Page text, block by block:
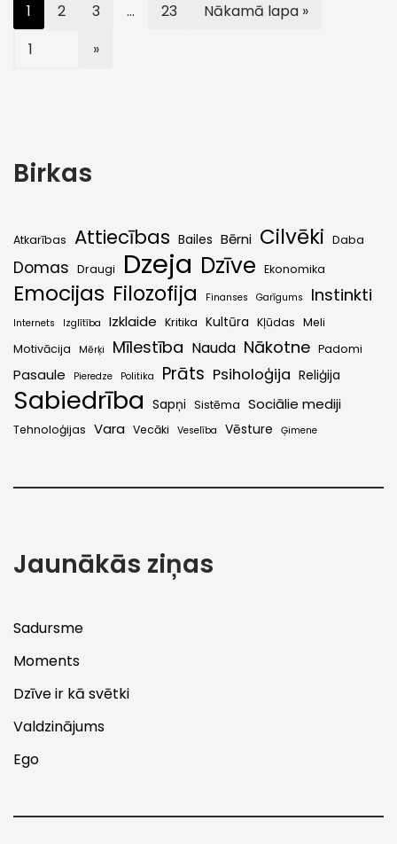
1 2 3 … 23 Nākamā lapa »
Birkas
Atkarības Attiecības Bailes Bērni Cilvēki Daba
Domas Draugi Dzeja Dzīve Ekonomika
Emocijas Filozofija Finanses Garīgums Instinkti
Internets Izglītība Izklaide Kritika Kultūra Kļūdas Meli
Motivācija
Mērķi Mīlestība Nauda Nākotne Padomi
Pasaule Pieredze Politika Prāts Psiholoģija Reliģija
Sabiedrība Sapņi Sistēma Sociālie mediji
Tehnoloģijas Vara Vecāki Veselība Vēsture Ģimene
Jaunākās ziņas
Sadursme
Moments
Dzīve ir kā svētki
Valdzinājums
Ego